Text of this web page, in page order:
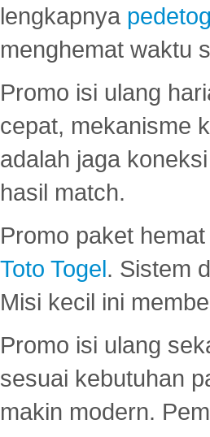
lengkapnya
menghemat waktu
Promo isi ulang
cepat, mekanisme
adalah jaga
hasil match.
Promo paket
Toto Togel. Sistem
Misi kecil ini
Promo isi ulang
sesuai kebutuhan
makin modern.